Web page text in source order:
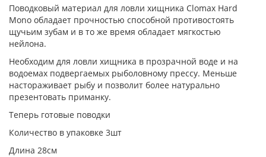
Поводковый материал для ловли хищника Clomax Hard
Mono обладает прочностью способной противостоять
щучьим зубам и в то же время обладает мягкостью
нейлона.
Необходим для ловли хищника в прозрачной воде и на
водоемах подвергаемых рыболовному прессу. Меньше
настораживает рыбу и позволит более натурально
презентовать приманку.
Теперь готовые поводки
Количество в упаковке 3шт
Длина 28см